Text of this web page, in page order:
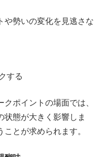
や勢いの変化を見逃さな
する
ポイントの場面では、
態が大きく影響しま
とが求められます。